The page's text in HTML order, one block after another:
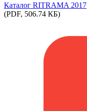
Каталог RITRAMA 2017
(PDF, 506.74 КБ)